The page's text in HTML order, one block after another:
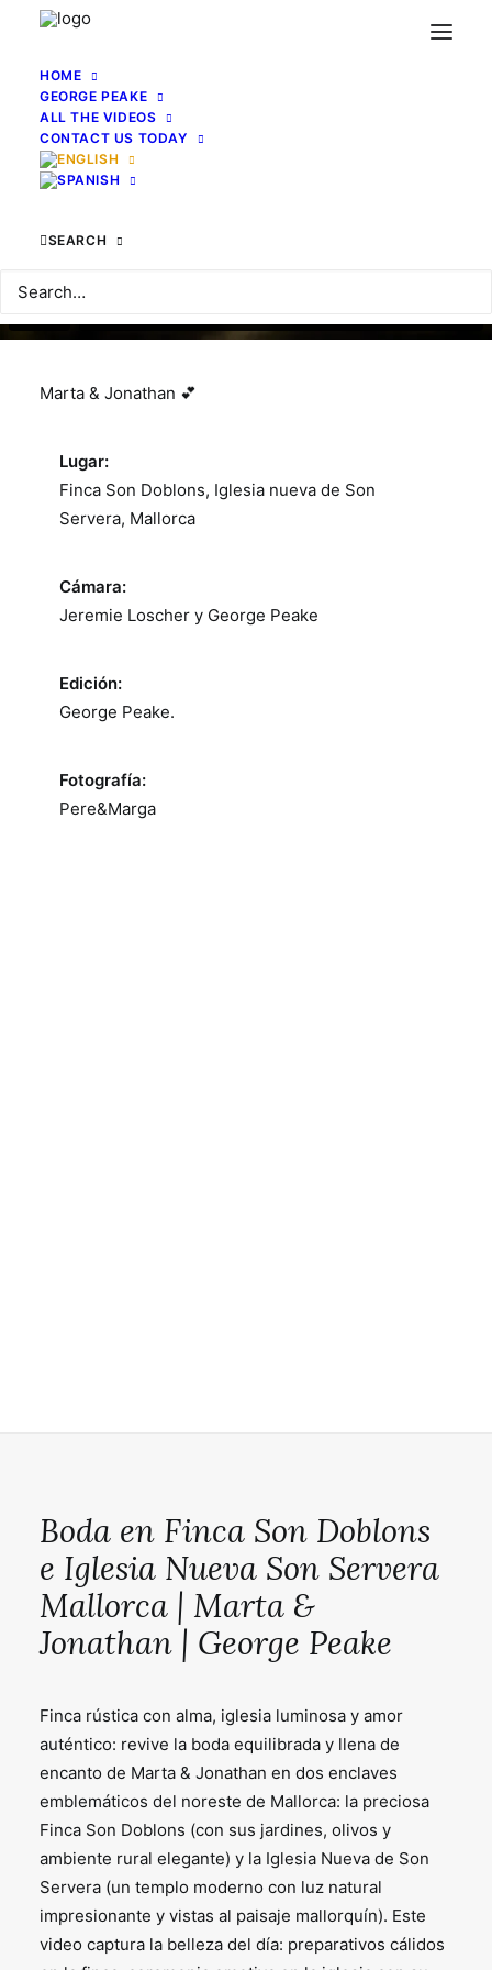
HOME
GEORGE PEAKE
ALL THE VIDEOS
CONTACT US TODAY
SEARCH
Marta & Jonathan 💕
Lugar:
Finca Son Doblons, Iglesia nueva de Son
Servera, Mallorca
Cámara:
Jeremie Loscher y George Peake
Edición:
George Peake.
Fotografía:
Pere&Marga
Boda en Finca Son Doblons
e Iglesia Nueva Son Servera
Mallorca | Marta &
Jonathan | George Peake
Finca rústica con alma, iglesia luminosa y amor
auténtico: revive la boda equilibrada y llena de
encanto de Marta & Jonathan en dos enclaves
emblemáticos del noreste de Mallorca: la preciosa
Finca Son Doblons (con sus jardines, olivos y
ambiente rural elegante) y la Iglesia Nueva de Son
Servera (un templo moderno con luz natural
impresionante y vistas al paisaje mallorquín). Este
video captura la belleza del día: preparativos cálidos